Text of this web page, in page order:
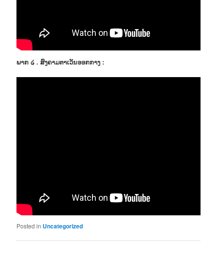
ພາກ ໒ . ສົງຄາມຕາເວັນອອກກາງ :
Posted in Uncategorized